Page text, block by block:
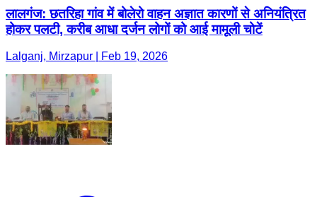
लालगंज: छतरिहा गांव में बोलेरो वाहन अज्ञात कारणों से अनियंत्रित
होकर पलटी, करीब आधा दर्जन लोगों को आई मामूली चोटें
Lalganj, Mirzapur | Feb 19, 2026